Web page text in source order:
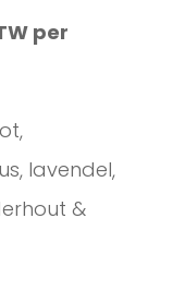
per
lavendel,
&